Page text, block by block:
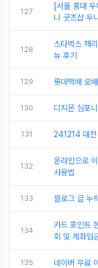
127
[서울 홍대
니 굿즈샵 두
128
스타벅스 해
뉴 후기
129 롯데택배 오
130 디지몬 심포
131 241214 대전
132
온라인으로
사용법
133 블로그 글 누
134
카드 포인트
회 및 계좌입
135 네이버 무료